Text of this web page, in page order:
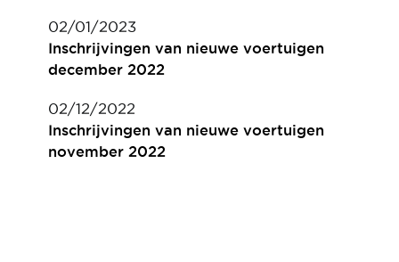
02/01/2023
Inschrijvingen van nieuwe voertuigen
december 2022
02/12/2022
Inschrijvingen van nieuwe voertuigen
november 2022